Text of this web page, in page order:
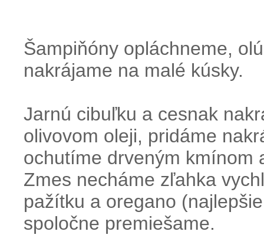
Šampiňóny opláchneme,
nakrájame na malé kúsky.
Jarnú cibuľku a cesnak
olivovom oleji, pridáme
ochutíme drveným kmínom
Zmes necháme zľahka
pažítku a oregano
spoločne premiešame.